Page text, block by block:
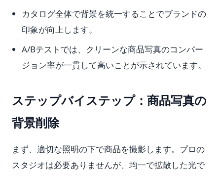
カタログ全体で背景を統一することでブランドの
印象が向上します。
A/Bテストでは、クリーンな商品写真のコンバー
ジョン率が一貫して高いことが示されています。
ステップバイステップ：商品写真の
背景削除
まず、適切な照明の下で商品を撮影します。プロの
スタジオは必要ありませんが、均一で拡散した光で